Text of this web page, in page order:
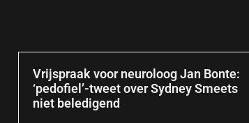
Vrijspraak voor neuroloog Jan Bonte:
‘pedofiel’-tweet over Sydney Smeets
niet beledigend